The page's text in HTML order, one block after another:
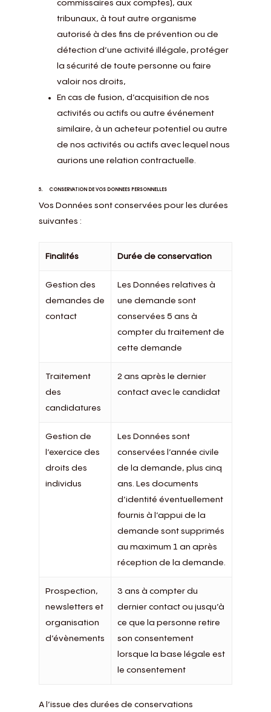
commissaires aux comptes), aux
tribunaux, à tout autre organisme
autorisé à des fins de prévention ou de
détection d’une activité illégale, protéger
la sécurité de toute personne ou faire
valoir nos droits,
En cas de fusion, d’acquisition de nos
activités ou actifs ou autre événement
similaire, à un acheteur potentiel ou autre
de nos activités ou actifs avec lequel nous
aurions une relation contractuelle.
5. CONSERVATION DE VOS DONNEES PERSONNELLES
Vos Données sont conservées pour les durées
suivantes :
Finalités Durée de conservation
Gestion des
demandes de
contact
Les Données relatives à
une demande sont
conservées 5 ans à
compter du traitement de
cette demande
Traitement
des
candidatures
2 ans après le dernier
contact avec le candidat
Gestion de
l’exercice des
droits des
individus
Les Données sont
conservées l’année civile
de la demande, plus cinq
ans. Les documents
d’identité éventuellement
fournis à l’appui de la
demande sont supprimés
au maximum 1 an après
réception de la demande.
Prospection,
newsletters et
organisation
d’évènements
3 ans à compter du
dernier contact ou jusqu’à
ce que la personne retire
son consentement
lorsque la base légale est
le consentement
A l’issue des durées de conservations